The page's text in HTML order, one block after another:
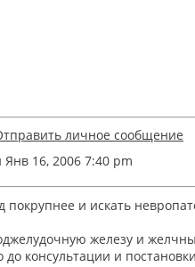
16, 2006 7:40 pm
покрупнее и искать
железу и
до консультации и